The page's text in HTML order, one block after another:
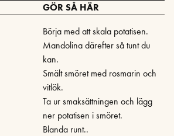
GÖR SÅ HÄR
Börja med att skala potatisen.
Mandolina därefter så tunt du
kan.
Smält smöret med rosmarin och
vitlök.
Ta ur smaksättningen och lägg
ner potatisen i smöret.
Blanda runt..